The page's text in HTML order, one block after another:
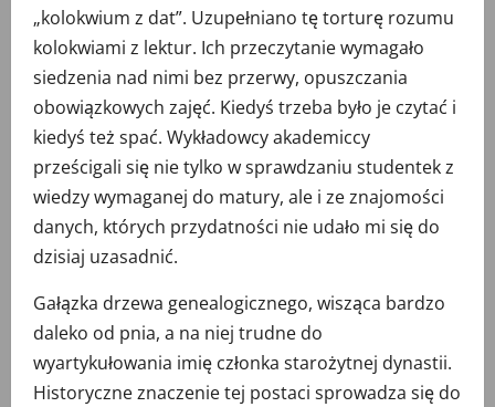
„kolokwium z dat”. Uzupełniano tę torturę rozumu
kolokwiami z lektur. Ich przeczytanie wymagało
siedzenia nad nimi bez przerwy, opuszczania
obowiązkowych zajęć. Kiedyś trzeba było je czytać i
kiedyś też spać. Wykładowcy akademiccy
prześcigali się nie tylko w sprawdzaniu studentek z
wiedzy wymaganej do matury, ale i ze znajomości
danych, których przydatności nie udało mi się do
dzisiaj uzasadnić.
Gałązka drzewa genealogicznego, wisząca bardzo
daleko od pnia, a na niej trudne do
wyartykułowania imię członka starożytnej dynastii.
Historyczne znaczenie tej postaci sprowadza się do